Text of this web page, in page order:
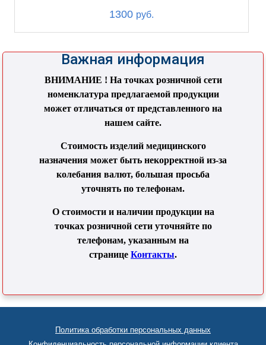
1300 руб.
Важная информация
ВНИМАНИЕ ! На точках розничной сети
номенклатура предлагаемой продукции
может отличаться от представленного на
нашем сайте.
Стоимость изделий медицинского
назначения может быть некорректной из-за
колебания валют, большая просьба
уточнять по телефонам.
О стоимости и наличии продукции на
точках розничной сети уточняйте по
телефонам, указанным на
странице Контакты.
Политика обработки персональных данных